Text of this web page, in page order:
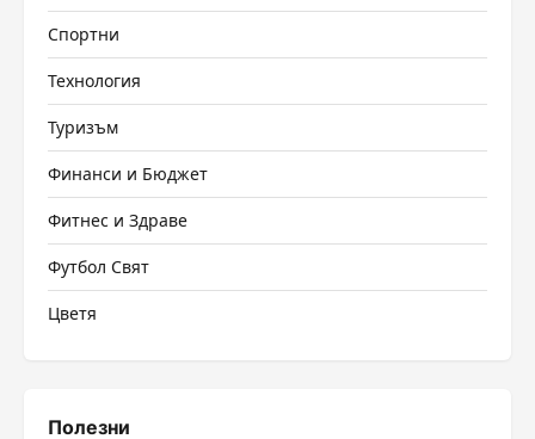
Спортни
Технология
Туризъм
Финанси и Бюджет
Фитнес и Здраве
Футбол Свят
Цветя
Полезни